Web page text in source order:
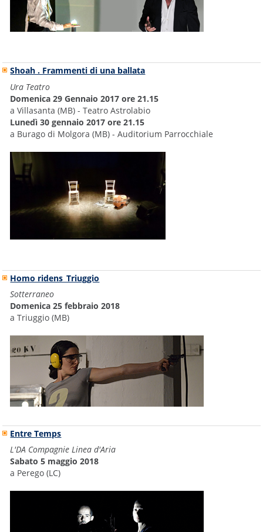
Shoah . Frammenti di una ballata
Ura Teatro
Domenica 29 Gennaio 2017 ore 21.15
a Villasanta (MB) - Teatro Astrolabio
Lunedì 30 gennaio 2017 ore 21.15
a Burago di Molgora (MB) - Auditorium Parrocchiale
Homo ridens_Triuggio
Sotterraneo
Domenica 25 febbraio 2018
a Triuggio (MB)
Entre Temps
L'DA Compagnie Linea d'Aria
Sabato 5 maggio 2018
a Perego (LC)